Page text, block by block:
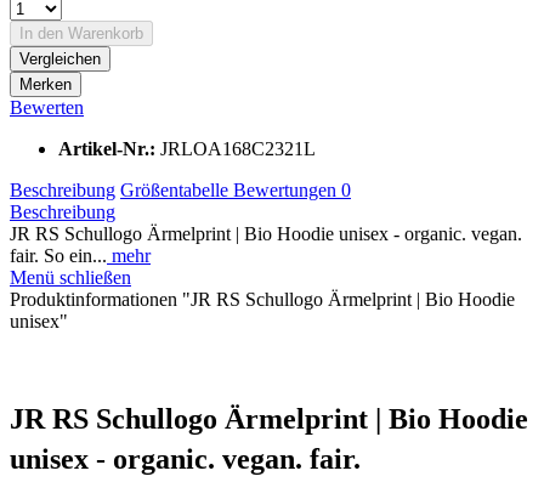
In den Warenkorb
Vergleichen
Merken
Bewerten
Artikel-Nr.: JRLOA168C2321L
Beschreibung Größentabelle Bewertungen 0
Beschreibung
JR RS Schullogo Ärmelprint | Bio Hoodie unisex - organic. vegan.
fair. So ein... mehr
Menü schließen
Produktinformationen "JR RS Schullogo Ärmelprint | Bio Hoodie
unisex"
JR RS Schullogo Ärmelprint | Bio Hoodie
unisex - organic. vegan. fair.